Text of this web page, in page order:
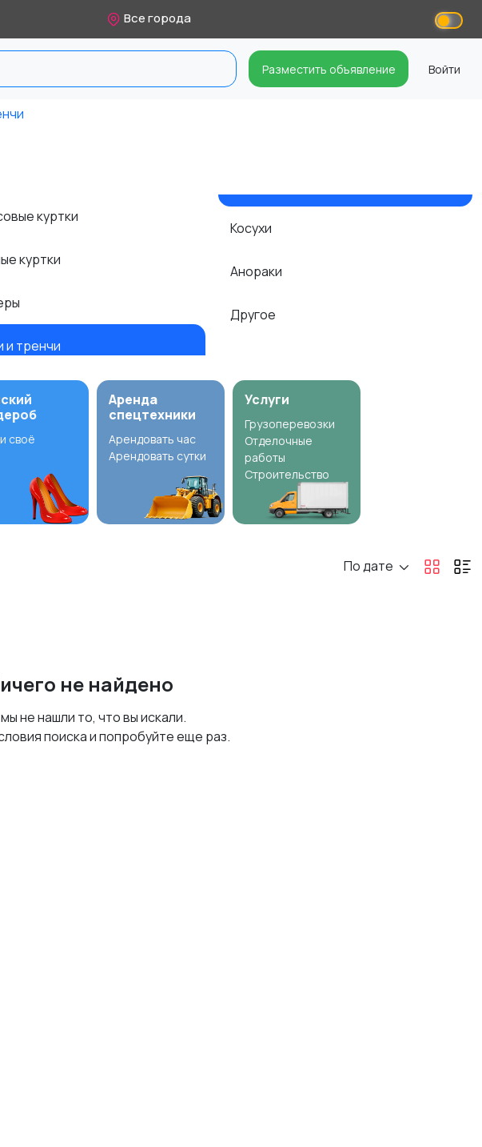
Все города
Разместить объявление Войти
куртки
куртки
и тренчи
Косухи
Анораки
Другое
своё
Аренда
спецтехники
Арендовать час
Арендовать сутки
Услуги
Грузоперевозки
Отделочные
работы
Строительство
По дате
не найдено
не нашли то, что вы искали.
поиска и попробуйте еще раз.